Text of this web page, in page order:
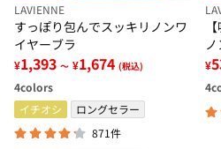
LAVIENNE
すっぽり包んでスッキリノンワ
イヤーブラ
¥1,393 ～ ¥1,674 (税込)
4colors
イチオシ
ロングセラー
871件
（
¥
4